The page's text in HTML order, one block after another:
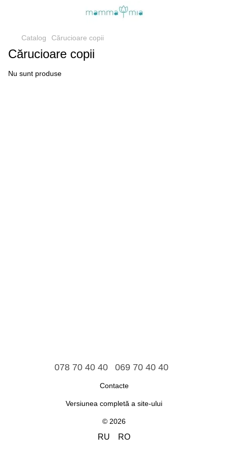
Catalog Cărucioare copii
Cărucioare copii
Nu sunt produse
078 70 40 40 069 70 40 40
Contacte
Versiunea completă a site-ului
© 2026
RU RO